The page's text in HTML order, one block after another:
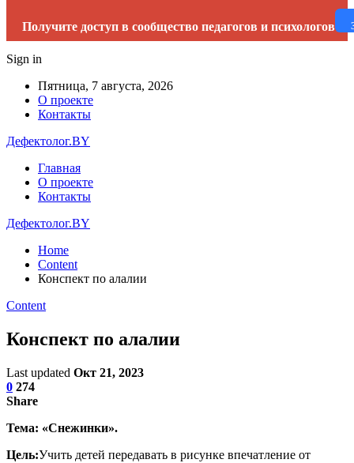
Получите доступ в сообщество педагогов и психологов
Sign in
Пятница, 7 августа, 2026
О проекте
Контакты
Дефектолог.BY
Главная
О проекте
Контакты
Дефектолог.BY
Home
Content
Конспект по алалии
Content
Конспект по алалии
Last updated Окт 21, 2023
0 274
Share
Тема: «Снежинки».
Цель:Учить детей передавать в рисунке впечатление от